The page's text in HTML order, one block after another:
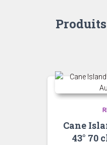
Cane
43° 70